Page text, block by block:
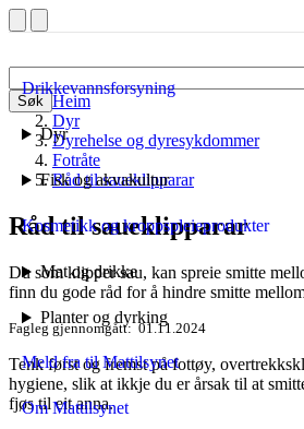
Søk
Drikkevannsforsyning
Dyr
Fisk og akvakultur
Kosmetikk og kroppspleieprodukter
Mat og drikke
Planter og dyrking
Meld fra til Mattilsynet
Om Mattilsynet
Heim
Dyr
Dyrehelse og dyresykdommer
Fotråte
Råd til saueklipparar
Råd til saueklipparar
Du som klipper sau, kan spreie smitte
finn du gode råd for å hindre smitte
Fagleg gjennomgått 01.11.2024
Tenk først og fremst på fottøy,
hygiene, slik at ikkje du er årsak til at
fjøs til eit anna.